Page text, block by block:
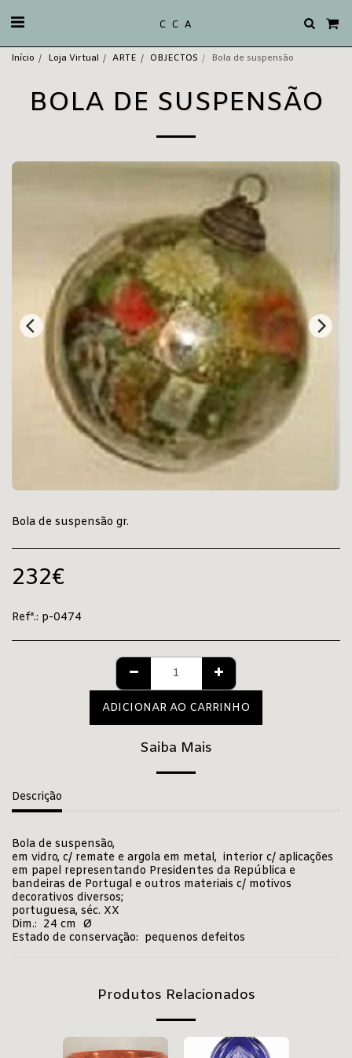
C C A
Início Loja Virtual ARTE OBJECTOS Bola de suspensão
BOLA DE SUSPENSÃO
Bola de suspensão gr.
232€
Refª.: p-0474
ADICIONAR AO CARRINHO
Saiba Mais
Descrição
Bola de suspensão,
em vidro, c/ remate e argola em metal, interior c/ aplicações
em papel representando Presidentes da República e
bandeiras de Portugal e outros materiais c/ motivos
decorativos diversos;
portuguesa, séc. XX
Dim.: 24 cm Ø
Estado de conservação: pequenos defeitos
Produtos Relacionados